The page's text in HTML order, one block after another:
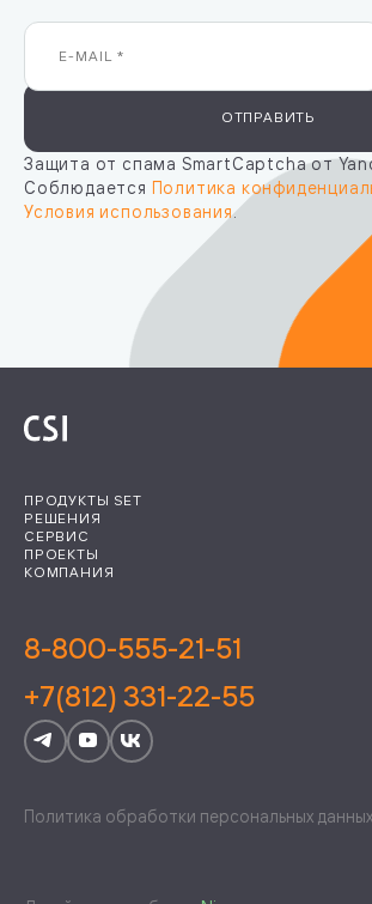
ОТПРАВИТЬ
Защита от спама SmartCaptcha от
Соблюдается Политика
Условия использования.
ПРОДУКТЫ SET
РЕШЕНИЯ
СЕРВИС
ПРОЕКТЫ
КОМПАНИЯ
8-800-555-21-51
+7(812) 331-22-55
Политика обработки персональных данных